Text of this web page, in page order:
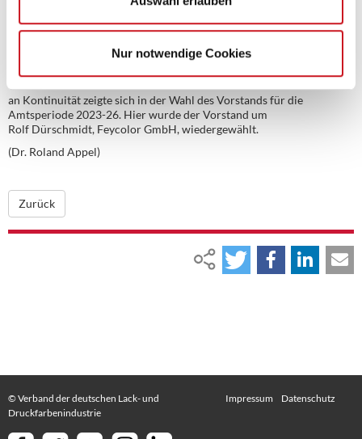
Nur notwendige Cookies
gleichermaßen stark zu vertreten. Dies wurde auch in dem Bericht
der die wichtigsten Verbandsaktivitäten in 2022/23 beleuchtete. Hier
war, ist und bleibt der Verband starker Partner an der Seite der
Unternehmen – auch und insbesondere in der Krise. Ein hohes Maß
an Kontinuität zeigte sich in der Wahl des Vorstands für die
Amtsperiode 2023-26. Hier wurde der Vorstand um
Rolf Dürschmidt, Feycolor GmbH, wiedergewählt.
(Dr. Roland Appel)
Zurück
© Verband der deutschen Lack- und
Druckfarbenindustrie
Impressum Datenschutz